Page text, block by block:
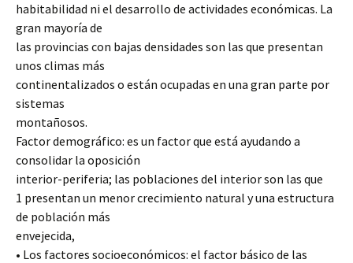
habitabilidad ni el desarrollo de actividades económicas. La
gran mayoría de
las provincias con bajas densidades son las que presentan
unos climas más
continentalizados o están ocupadas en una gran parte por
sistemas
montañosos.
Factor demográfico: es un factor que está ayudando a
consolidar la oposición
interior-periferia; las poblaciones del interior son las que
1 presentan un menor crecimiento natural y una estructura
de población más
envejecida,
• Los factores socioeconómicos: el factor básico de las